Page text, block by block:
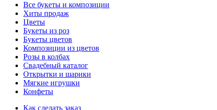
Все букеты и композиции
Хиты продаж
Цветы
Букеты из роз
Букеты цветов
Композиции из цветов
Розы в колбах
Свадебный каталог
Открытки и шарики
Мягкие игрушки
Конфеты
Как сделать заказ